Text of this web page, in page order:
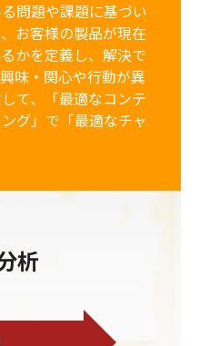
問題や課題に基づい
お客様の製品が現在
かを定義し、解決で
味・関心や行動が異
て、「最適なコンテ
グ」で「最適なチャ
析